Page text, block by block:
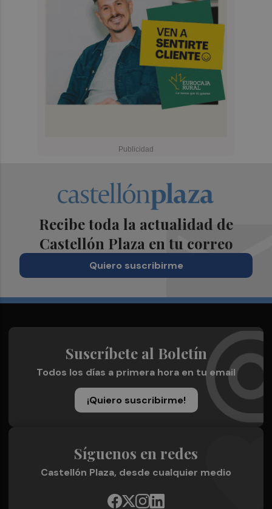
Recibe toda la actualidad de
Castellón Plaza en tu correo
Quiero suscribirme
Suscríbete al Boletín
Todos los días a primera hora en tu email
¡Quiero suscribirme!
Síguenos en redes
Castellón Plaza, desde cualquier medio